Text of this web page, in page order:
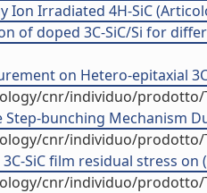
Ion Irradiated 4H-SiC
of doped 3C-SiC/Si for
on Hetero-epitaxial
cnr/individuo/prodotto/
Step-bunching Mechanism
cnr/individuo/prodotto/
SiC film residual stress
cnr/individuo/prodotto/